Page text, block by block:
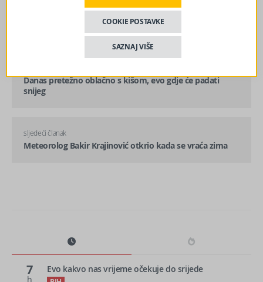
Danas pretežno oblačno s kišom, evo gdje će padati
snijeg
sljedeći članak
Meteorolog Bakir Krajinović otkrio kada se vraća zima
7
h
Evo kakvo nas vrijeme očekuje do srijede
COOKIE POSTAVKE
SAZNAJ VIŠE